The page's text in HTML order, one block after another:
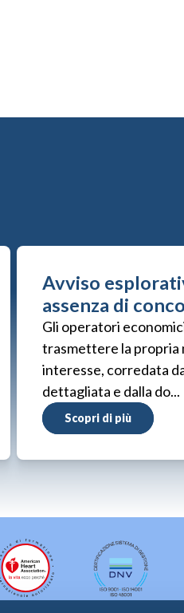
Avviso
assenza di
Gli operatori
trasmettere la propria
interesse, corredata
dettagliata e dalla do...
Scopri di più